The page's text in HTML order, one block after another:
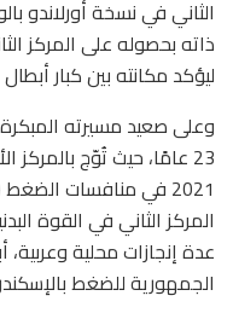
ليؤكد مكانته بين كبار أبطال
وعلى صعيد مسيرته
23 عامًا، حيث تُوّج
المركز الثاني في القوة
عدة إنجازات محلية وعربية،
الجمهورية للضغط بالإسكندرية